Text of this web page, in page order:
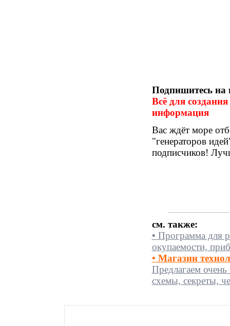
Подпишитесь
Всё для
информация
Вас ждёт море
"генераторов
подписчиков!
см. также:
• Программа для
окупаемости,
• Магазин
Предлагаем
схемы, секреты,